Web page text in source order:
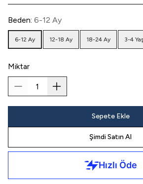
Beden: 6-12 Ay
6-12 Ay 12-18 Ay 18-24 Ay 3-4 Yaş
Miktar
Sepete Ekle
Şimdi Satın Al